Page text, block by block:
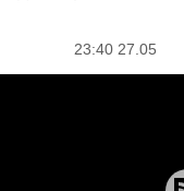
23:40 27.05